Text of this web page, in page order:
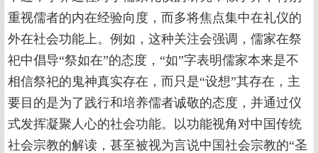
重视儒者的内在经验向度，而多将焦点集中在礼仪的
外在社会功能上。例如，这种关注会强调，儒家在祭
祀中倡导“祭如在”的态度，“如”字表明儒家本来是不
相信祭祀的鬼神真实存在，而只是“设想”其存在，主
要目的是为了践行和培养儒者诚敬的态度，并通过仪
式发挥凝聚人心的社会功能。以功能视角对中国传统
社会宗教的解读，甚至被视为言说中国社会宗教的“圣